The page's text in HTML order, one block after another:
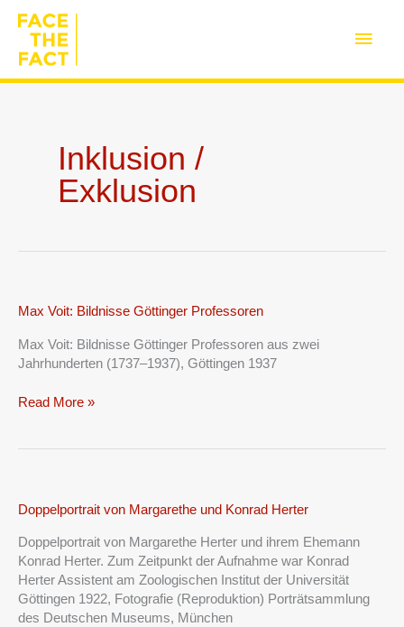
Inhalt
springen
Inklusion /
Exklusion
Max Voit: Bildnisse Göttinger Professoren
Max Voit: Bildnisse Göttinger Professoren aus zwei
Jahrhunderten (1737–1937), Göttingen 1937
Max
Bildnisse
Göttinger
Read More »
Doppelportrait von Margarethe und Konrad Herter
Doppelportrait von Margarethe Herter und ihrem Ehemann
Konrad Herter. Zum Zeitpunkt der Aufnahme war Konrad
Herter Assistent am Zoologischen Institut der Universität
Göttingen 1922, Fotografie (Reproduktion) Porträtsammlung
des Deutschen Museums, München
Doppelportrait
Margarethe
und
Konrad
Herter